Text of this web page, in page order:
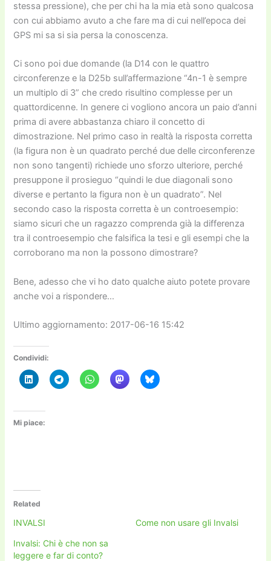
stessa pressione), che per chi ha la mia età sono qualcosa
con cui abbiamo avuto a che fare ma di cui nell’epoca dei
GPS mi sa si sia persa la conoscenza.
Ci sono poi due domande (la D14 con le quattro
circonferenze e la D25b sull’affermazione “4n-1 è sempre
un multiplo di 3” che credo risultino complesse per un
quattordicenne. In genere ci vogliono ancora un paio d’anni
prima di avere abbastanza chiaro il concetto di
dimostrazione. Nel primo caso in realtà la risposta corretta
(la figura non è un quadrato perché due delle circonferenze
non sono tangenti) richiede uno sforzo ulteriore, perché
presuppone il prosieguo “quindi le due diagonali sono
diverse e pertanto la figura non è un quadrato”. Nel
secondo caso la risposta corretta è un controesempio:
siamo sicuri che un ragazzo comprenda già la differenza
tra il controesempio che falsifica la tesi e gli esempi che la
corroborano ma non la possono dimostrare?
Bene, adesso che vi ho dato qualche aiuto potete provare
anche voi a rispondere…
Ultimo aggiornamento: 2017-06-16 15:42
Condividi:
Mi piace:
Related
INVALSI
Come non usare gli Invalsi
Invalsi: Chi è che non sa
leggere e far di conto?